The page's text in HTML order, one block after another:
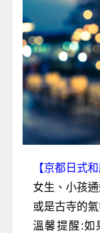
【京都日式
女生、小孩
或是古寺的
溫馨提醒:如